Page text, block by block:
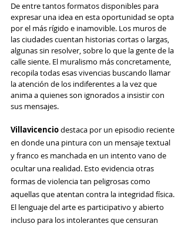
De entre tantos formatos disponibles para
expresar una idea en esta oportunidad se opta
por el más rígido e inamovible. Los muros de
las ciudades cuentan historias cortas o largas,
algunas sin resolver, sobre lo que la gente de la
calle siente. El muralismo más concretamente,
recopila todas esas vivencias buscando llamar
la atención de los indiferentes a la vez que
anima a quienes son ignorados a insistir con
sus mensajes.
Villavicencio destaca por un episodio reciente
en donde una pintura con un mensaje textual
y franco es manchada en un intento vano de
ocultar una realidad. Esto evidencia otras
formas de violencia tan peligrosas como
aquellas que atentan contra la integridad física.
El lenguaje del arte es participativo y abierto
incluso para los intolerantes que censuran